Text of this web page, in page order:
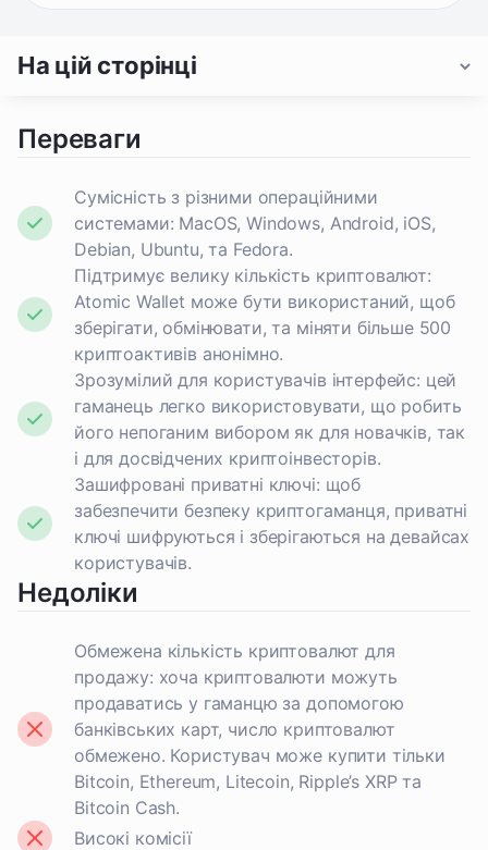
На цій сторінці
Переваги
Сумісність з різними операційними
системами: MacOS, Windows, Android, iOS,
Debian, Ubuntu, та Fedora.
Підтримує велику кількість криптовалют:
Atomic Wallet може бути використаний, щоб
зберігати, обмінювати, та міняти більше 500
криптоактивів анонімно.
Зрозумілий для користувачів інтерфейс: цей
гаманець легко використовувати, що робить
його непоганим вибором як для новачків, так
і для досвідчених криптоінвесторів.
Зашифровані приватні ключі: щоб
забезпечити безпеку криптогаманця, приватні
ключі шифруються і зберігаються на девайсах
користувачів.
Недоліки
Обмежена кількість криптовалют для
продажу: хоча криптовалюти можуть
продаватись у гаманцю за допомогою
банківських карт, число криптовалют
обмежено. Користувач може купити тільки
Bitcoin, Ethereum, Litecoin, Ripple’s XRP та
Bitcoin Cash.
Високі комісії